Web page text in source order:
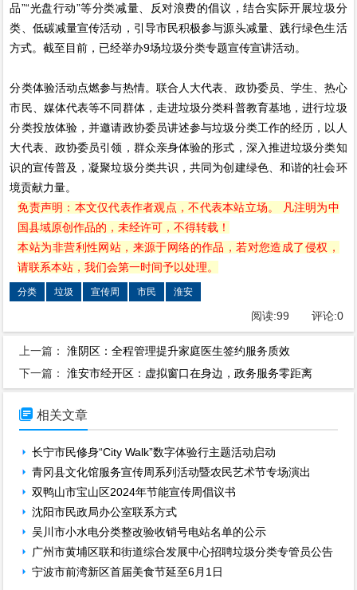
品”“光盘行动”等分类减量、反对浪费的倡议，结合实际开展垃圾分
类、低碳减量宣传活动，引导市民积极参与源头减量、践行绿色生活
方式。截至目前，已经举办9场垃圾分类专题宣传宣讲活动。
分类体验活动点燃参与热情。联合人大代表、政协委员、学生、热心
市民、媒体代表等不同群体，走进垃圾分类科普教育基地，进行垃圾
分类投放体验，并邀请政协委员讲述参与垃圾分类工作的经历，以人
大代表、政协委员引领，群众亲身体验的形式，深入推进垃圾分类知
识的宣传普及，凝聚垃圾分类共识，共同为创建绿色、和谐的社会环
境贡献力量。
免责声明：本文仅代表作者观点，不代表本站立场。 凡注明为中
国县域原创作品的，未经许可，不得转载！
本站为非营利性网站，来源于网络的作品，若对您造成了侵权，
请联系本站，我们会第一时间予以处理。
分类 垃圾 宣传周 市民 淮安
阅读:99 评论:0
上一篇：淮阴区：全程管理提升家庭医生签约服务质效
下一篇：淮安市经开区：虚拟窗口在身边，政务服务零距离
 相关文章
长宁市民修身“City Walk”数字体验行主题活动启动
青冈县文化馆服务宣传周系列活动暨农民艺术节专场演出
双鸭山市宝山区2024年节能宣传周倡议书
沈阳市民政局办公室联系方式
吴川市小水电分类整改验收销号电站名单的公示
广州市黄埔区联和街道综合发展中心招聘垃圾分类专管员公告
宁波市前湾新区首届美食节延至6月1日